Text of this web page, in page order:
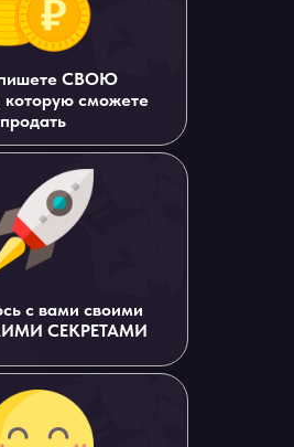
СВОЮ
сможете
продать
с вами своими
СЕКРЕТАМИ